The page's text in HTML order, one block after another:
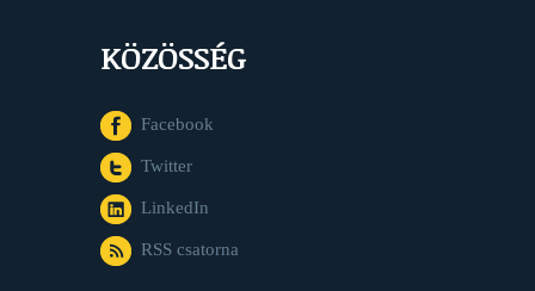
KÖZÖSSÉG
Facebook
Twitter
LinkedIn
RSS csatorna